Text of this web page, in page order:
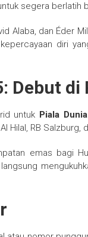
segera berlatih
Alaba, dan Éder
diri
Debut di
untuk Piala
Hilal, RB Salzburg,
emas bagi